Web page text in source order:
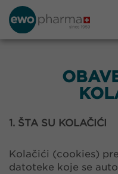
1. ŠTA SU KOLAČIĆI
Kolačići (cookies)
datoteke koje se